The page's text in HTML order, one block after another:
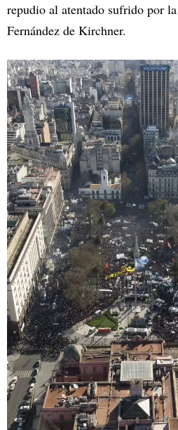
repudio al atentado sufrido por
Fernández de Kirchner.